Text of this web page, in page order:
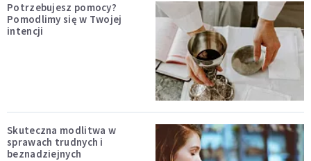
Potrzebujesz pomocy?
Pomodlimy się w Twojej
intencji
Skuteczna modlitwa w
sprawach trudnych i
beznadziejnych